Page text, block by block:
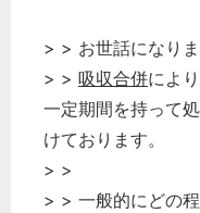
> > お世話になりま
> > 吸収合併によ
一定期間を持って
けております。
> >
> > 一般的にどの